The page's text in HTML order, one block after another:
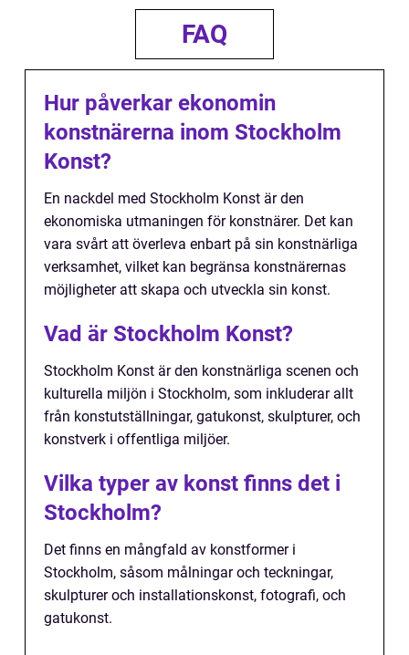
FAQ
Hur påverkar ekonomin
konstnärerna inom Stockholm
Konst?
En nackdel med Stockholm Konst är den
ekonomiska utmaningen för konstnärer. Det kan
vara svårt att överleva enbart på sin konstnärliga
verksamhet, vilket kan begränsa konstnärernas
möjligheter att skapa och utveckla sin konst.
Vad är Stockholm Konst?
Stockholm Konst är den konstnärliga scenen och
kulturella miljön i Stockholm, som inkluderar allt
från konstutställningar, gatukonst, skulpturer, och
konstverk i offentliga miljöer.
Vilka typer av konst finns det i
Stockholm?
Det finns en mångfald av konstformer i
Stockholm, såsom målningar och teckningar,
skulpturer och installationskonst, fotografi, och
gatukonst.